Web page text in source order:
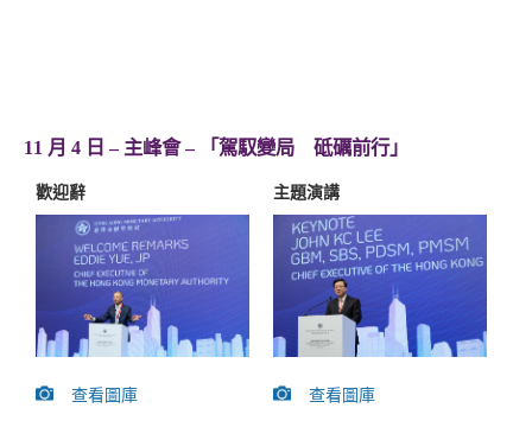
11 月 4 日 – 主峰會 – 「駕馭變局 砥礪前行」
歡迎辭
查看圖庫
主題演講
查看圖庫